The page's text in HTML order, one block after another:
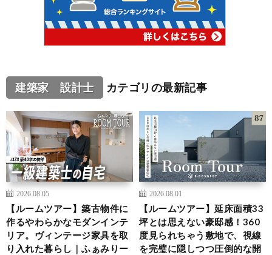
建築家 設計士 カテゴリの最新記事
2026.08.05
【ルームツアー】築古物件に
作るやわらかなモダンインテ
リア。ヴィンテージ家具を取
り入れた暮らし｜ふぁみりー
2026.08.01
【ルームツアー】延床面積33
坪とは思えない豪邸感！360
度見られちゃう敷地で、視線
を完璧に隠しつつ圧倒的な開